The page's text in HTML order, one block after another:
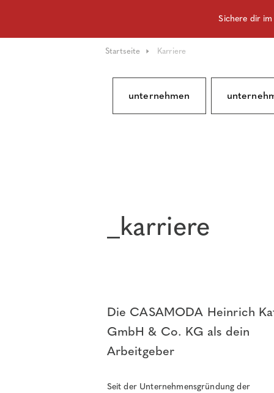
Sichere dir
Startseite Karriere
unternehmen
_karriere
Die CASAMODA Heinrich
GmbH & Co. KG als dein
Arbeitgeber
Seit der Unternehmensgründung der